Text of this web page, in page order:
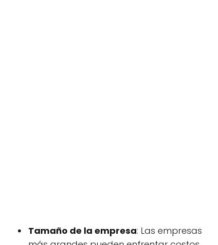
Tamaño de la empresa: Las empresas